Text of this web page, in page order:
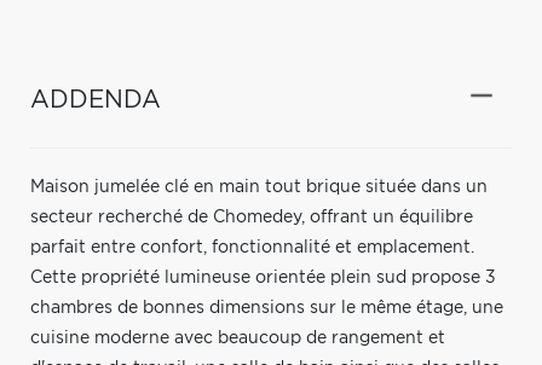
ADDENDA
Maison jumelée clé en main tout brique située dans un
secteur recherché de Chomedey, offrant un équilibre
parfait entre confort, fonctionnalité et emplacement.
Cette propriété lumineuse orientée plein sud propose 3
chambres de bonnes dimensions sur le même étage, une
cuisine moderne avec beaucoup de rangement et